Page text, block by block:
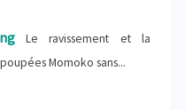
Le ravissement et la
Momoko sans...